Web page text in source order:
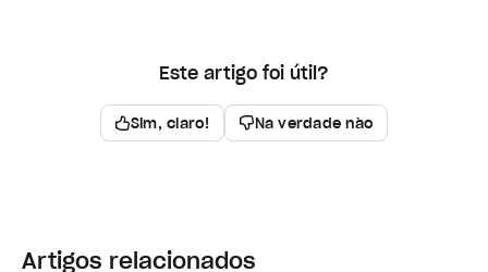
Este artigo foi útil?
Sim, claro! Na verdade não
Artigos relacionados